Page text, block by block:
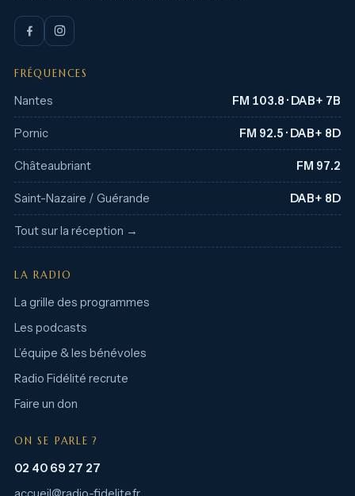
FRÉQUENCES
Nantes FM 103.8 · DAB+ 7B
Pornic FM 92.5 · DAB+ 8D
Châteaubriant FM 97.2
Saint-Nazaire / Guérande DAB+ 8D
Tout sur la réception →
LA RADIO
La grille des programmes
Les podcasts
L’équipe & les bénévoles
Radio Fidélité recrute
Faire un don
ON SE PARLE ?
02 40 69 27 27